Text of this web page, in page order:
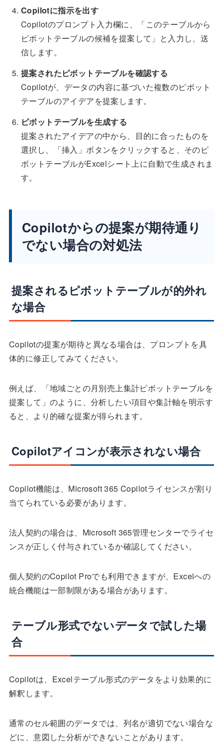
Copilotに指示を出す
Copilotのプロンプト入力欄に、「このテーブルから
ピボットテーブルの候補を提案して」と入力し、送
信します。
提案されたピボットテーブルを確認する
Copilotが、データの内容に基づいた複数のピボット
テーブルのアイデアを提案します。
ピボットテーブルを生成する
提案されたアイデアの中から、目的に合ったものを
選択し、「挿入」ボタンをクリックすると、そのピ
ボットテーブルがExcelシート上に自動で生成されま
す。
Copilotからの提案が期待通り
でない場合の対処法
提案されるピボットテーブルが的外れ
な場合
Copilotの提案が期待と異なる場合は、プロンプトを具
体的に修正してみてください。
例えば、「地域ごとの月別売上集計ピボットテーブルを
提案して」のように、分析したい項目や集計軸を明示す
ると、より的確な提案が得られます。
Copilotアイコンが表示されない場合
Copilot機能は、Microsoft 365 Copilotライセンスが割り
当てられている必要があります。
法人契約の場合は、Microsoft 365管理センターでライセ
ンスが正しく付与されているか確認してください。
個人契約のCopilot Proでも利用できますが、Excelへの
統合機能は一部制限がある場合があります。
テーブル形式でないデータで試した場
合
Copilotは、Excelテーブル形式のデータをより効果的に
解釈します。
通常のセル範囲のデータでは、列名が適切でない場合な
どに、意図した分析ができないことがあります。